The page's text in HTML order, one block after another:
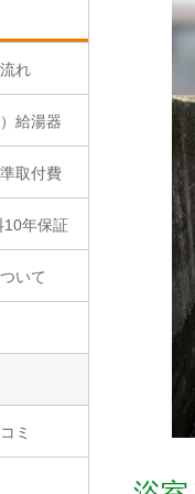
れ
給湯器
取付費
10年保証
いて
ミ